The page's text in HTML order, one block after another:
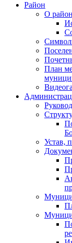
Район
О
План
Устав,